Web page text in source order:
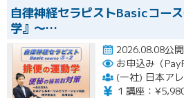
自律神経セラピストBasicコー
学』〜…
2026.08.08公開
１講座：